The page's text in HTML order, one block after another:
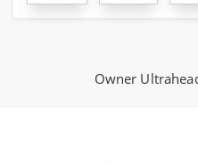
Owner